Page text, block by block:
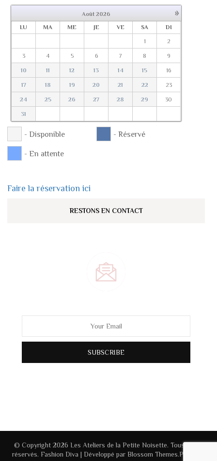
»
Août 2026
LU
MA ME JE VE SA DI
1 2
3 4 5 6 7 8 9
10 11 12 13 14 15 16
17 18 19 20 21 22 23
24 25 26 27 28 29 30
31
- Disponible - Réservé
- En attente
Faire la réservation ici
RESTONS EN CONTACT
© Copyright 2026 Les Ateliers de la Petite Noisette. Tous droits
réservés. Fashion Diva | Développé par Blossom Themes.Propulsé